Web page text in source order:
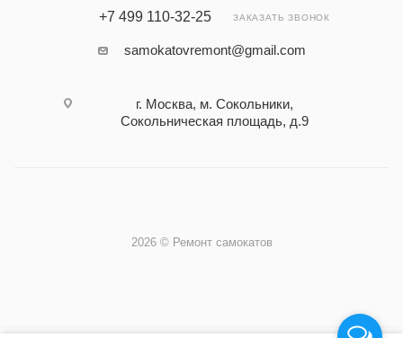
+7 499 110-32-25 ЗАКАЗАТЬ ЗВОНОК
samokatovremont@gmail.com
г. Москва, м. Сокольники,
Сокольническая площадь, д.9
2026 © Ремонт самокатов